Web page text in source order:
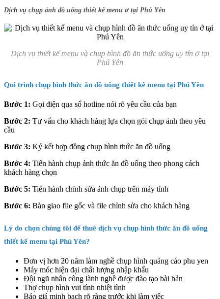
Dịch vụ chụp ảnh đồ uống thiết kế menu ơ tại Phú Yên
Dịch vụ thiết kế menu và chụp hình đồ ăn thức uống uy tín ở tại
Phú Yên
Qui trình chụp hình thức ăn đồ uống thiết kế menu tại Phú Yên
Bước 1: Gọi điện qua số hotline nói rõ yêu cầu của bạn
Bước 2: Tư vấn cho khách hàng lựa chọn gói chụp ảnh theo yêu
cầu
Bước 3: Ký kết hợp đồng chụp hình thức ăn đồ uống
Bước 4: Tiến hành chụp ảnh thức ăn đồ uống theo phong cách
khách hàng chọn
Bước 5: Tiến hành chỉnh sửa ảnh chụp trên máy tính
Bước 6: Bàn giao file gốc và file chỉnh sửa cho khách hàng
Lý do chọn chúng tôi để thuê dịch vụ chụp hình thức ăn đồ uống
thiết kế menu tại Phú Yên?
Đơn vị hơn 20 năm làm nghề chụp hình quảng cáo phu yen
Máy móc hiện đại chất lượng nhập khẩu
Đội ngũ nhân công lành nghề được đào tạo bài bản
Thợ chụp hình vui tính nhiệt tình
Báo giá minh bạch rõ ràng trước khi làm việc